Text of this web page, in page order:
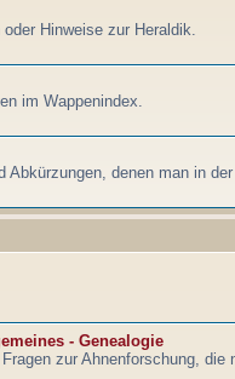
Hinweise zur Heraldik.
im Wappenindex.
Abkürzungen, denen man in
- Genealogie
zur Ahnenforschung, die